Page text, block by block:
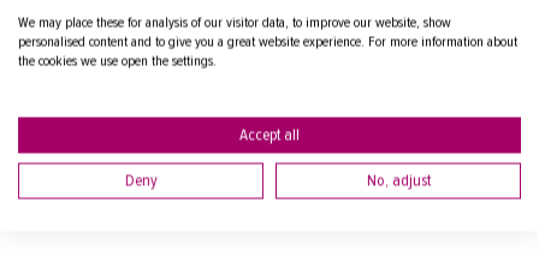
OPPISOPIMUSKOULUTUS
Ajankohta:
12.11.2026—28.11.2027
17.2.2026—5.11.2026
We may place these for analysis of our visitor data, to improve our website, show
personalised content and to give you a great website experience. For more information about
the cookies we use open the settings.
Accept all
Deny No, adjust